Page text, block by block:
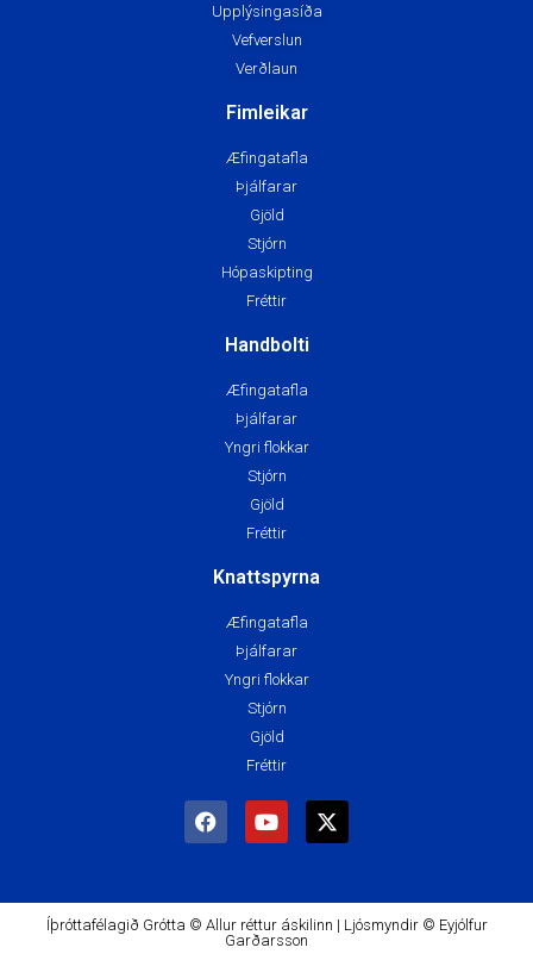
Upplýsingasíða
Vefverslun
Verðlaun
Fimleikar
Æfingatafla
Þjálfarar
Gjöld
Stjórn
Hópaskipting
Fréttir
Handbolti
Æfingatafla
Þjálfarar
Yngri flokkar
Stjórn
Gjöld
Fréttir
Knattspyrna
Æfingatafla
Þjálfarar
Yngri flokkar
Stjórn
Gjöld
Fréttir
Íþróttafélagið Grótta © Allur réttur áskilinn | Ljósmyndir © Eyjólfur
Garðarsson